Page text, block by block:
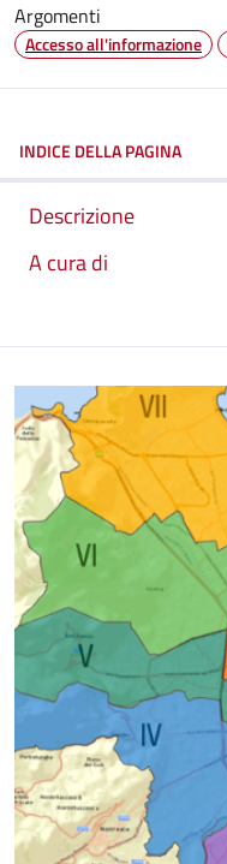
Argomenti
Accesso all'informazione
INDICE DELLA PAGINA
Descrizione
A cura di